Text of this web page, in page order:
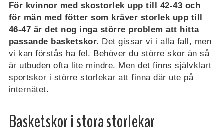
För kvinnor med skostorlek upp till 42-43 och
för män med fötter som kräver storlek upp till
46-47 är det nog inga större problem att hitta
passande basketskor. Det gissar vi i alla fall, men
vi kan förstås ha fel. Behöver du större skor än så
är utbuden ofta lite mindre. Men det finns självklart
sportskor i större storlekar att finna där ute på
internätet.
Basketskor i stora storlekar